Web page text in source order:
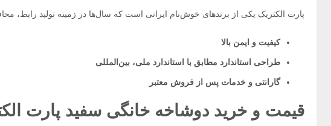
پارت الکتریک یکی از برندهای خوش‌نام ایرانی است که سال‌ها در زمینه تولید رابط،
کیفیت و ایمن بالا
طراحی استاندارد مطابق با استاندارد ملی، بین‌المللی
گارانتی و خدمات پس از فروش معتبر
قیمت و خرید دوشاخه خانگی سفید پارت